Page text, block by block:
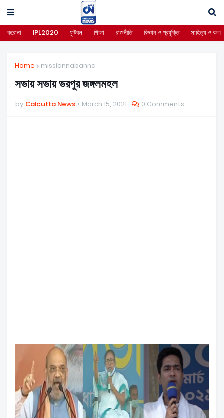
করোনা IPL2020 ফুটবল শিক্ষা রাজনীতি বিজ্ঞান ও প্রযুক্তি সাহিত্য ও কলা
Home missionnabanna
সভায় সভায় ভরপুর জঙ্গলমহল
by Calcutta News March 15, 2021 0 Comments